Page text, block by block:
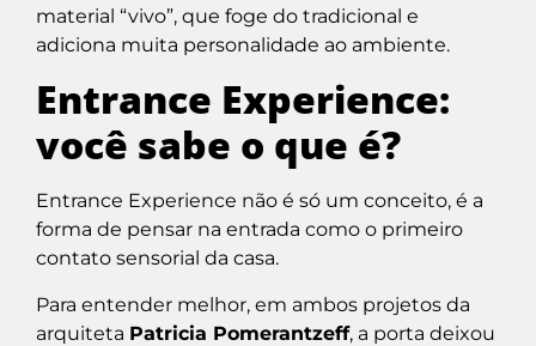
material “vivo”, que foge do tradicional e
adiciona muita personalidade ao ambiente.
Entrance Experience:
você sabe o que é?
Entrance Experience não é só um conceito, é a
forma de pensar na entrada como o primeiro
contato sensorial da casa.
Para entender melhor, em ambos projetos da
arquiteta Patricia Pomerantzeff, a porta deixou